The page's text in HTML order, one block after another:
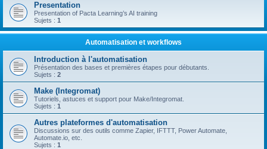
Presentation
Presentation of Pacta Learning’s AI training
Sujets : 1
Automatisation et workflows
Introduction à l'automatisation
Présentation des bases et premières étapes pour débutants.
Sujets : 2
Make (Integromat)
Tutoriels, astuces et support pour Make/Integromat.
Sujets : 1
Autres plateformes d'automatisation
Discussions sur des outils comme Zapier, IFTTT, Power Automate,
Automate.io, etc.
Sujets : 1